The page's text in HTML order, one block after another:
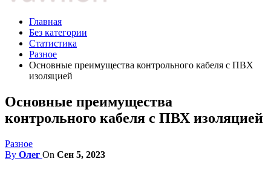
Главная
Без категории
Статистика
Разное
Основные преимущества контрольного кабеля с ПВХ
изоляцией
Основные преимущества
контрольного кабеля с ПВХ изоляцией
Разное
By Олег On Сен 5, 2023